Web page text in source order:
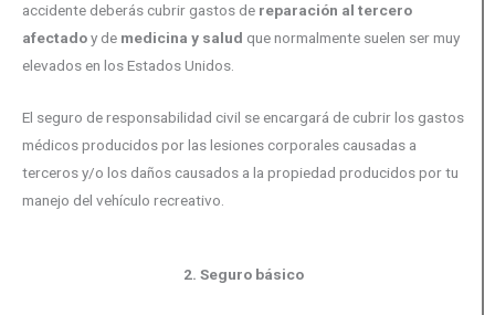
accidente deberás cubrir gastos de reparación al tercero
afectadoy de medicina y salud que normalmente suelen ser muy
elevados en los Estados Unidos.
El seguro de responsabilidad civil se encargará de cubrir los gastos
médicos producidos por las lesiones corporales causadas a
terceros y/o los daños causados a la propiedad producidos por tu
manejo del vehículo recreativo.
2. Seguro básico